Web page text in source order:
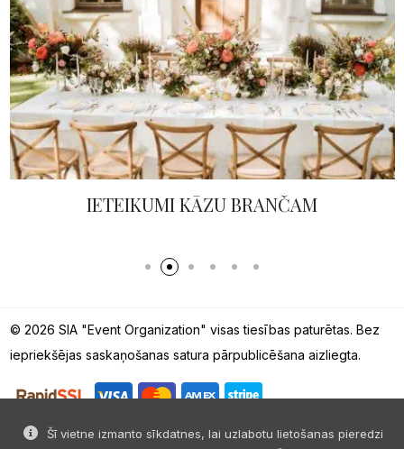
IETEIKUMI KĀZU BRANČAM
Šī vietne izmanto sīkdatnes, lai uzlabotu lietošanas pieredzi
© 2026 SIA "Event Organization" visas tiesības paturētas. Bez
iepriekšējas saskaņošanas satura pārpublicēšana aizliegta.